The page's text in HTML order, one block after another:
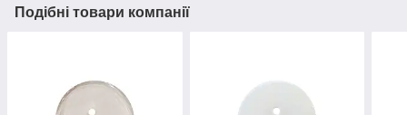
Подібні товари компанії